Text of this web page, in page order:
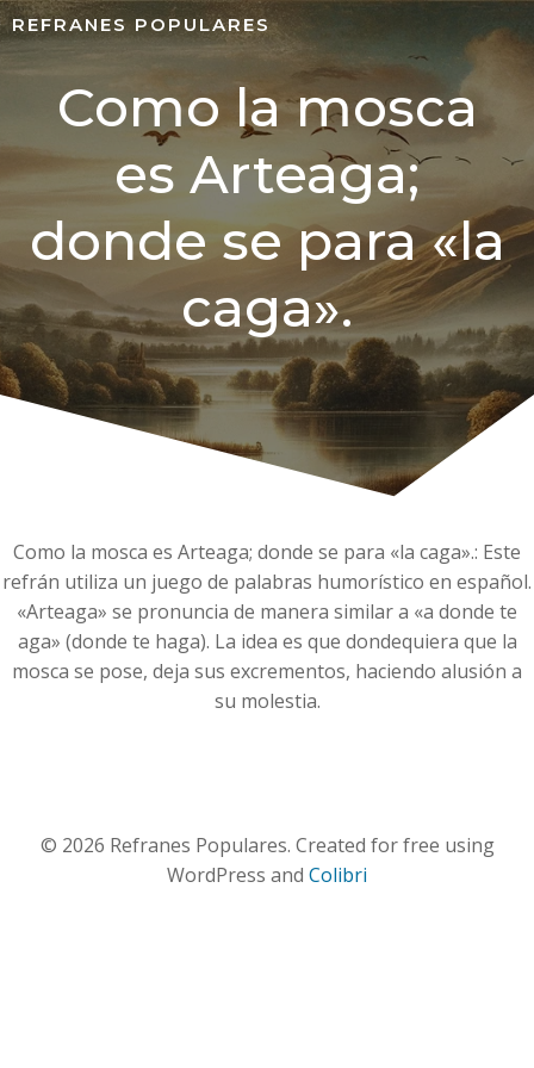
REFRANES POPULARES
Como la mosca
es Arteaga;
donde se para «la
caga».
Como la mosca es Arteaga; donde se para «la caga».: Este
refrán utiliza un juego de palabras humorístico en español.
«Arteaga» se pronuncia de manera similar a «a donde te
aga» (donde te haga). La idea es que dondequiera que la
mosca se pose, deja sus excrementos, haciendo alusión a
su molestia.
© 2026 Refranes Populares. Created for free using
WordPress and Colibri